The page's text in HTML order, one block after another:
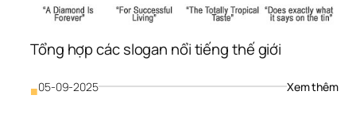
Tổng hợp các slogan nổi tiếng thế giới
■05-09-2025 Xem thêm: